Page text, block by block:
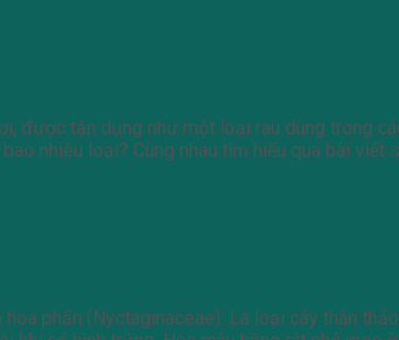
được tận dụng như một loại rau dùng trong
nhiêu loại? Cùng nhau tìm hiểu qua bài viết
phấn (Nyctaginaceae). Là loại cây thân